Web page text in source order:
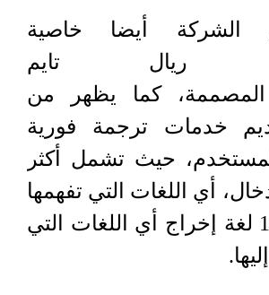
الشركة أيضا خاصية
ريال تايم
المصممة، كما يظهر من
خدمات ترجمة فورية
حيث تشمل أكثر
إدخال، أي اللغات التي تفهمها
الخاصية، و13 لغة إخراج أي اللغات التي